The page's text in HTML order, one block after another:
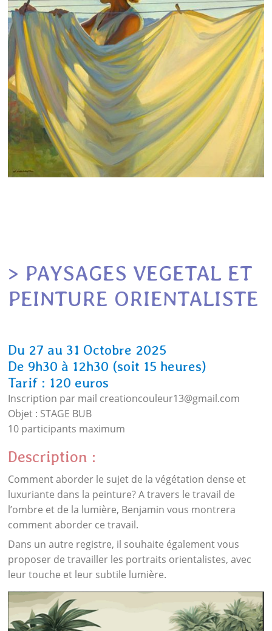
> PAYSAGES VEGETAL ET
PEINTURE ORIENTALISTE
Du 27 au 31 Octobre 2025
De 9h30 à 12h30 (soit 15 heures)
Tarif : 120 euros
Inscription par mail creationcouleur13@gmail.com
Objet : STAGE BUB
10 participants maximum
Description :
Comment aborder le sujet de la végétation dense et
luxuriante dans la peinture? A travers le travail de
l’ombre et de la lumière, Benjamin vous montrera
comment aborder ce travail.
Dans un autre registre, il souhaite également vous
proposer de travailler les portraits orientalistes, avec
leur touche et leur subtile lumière.